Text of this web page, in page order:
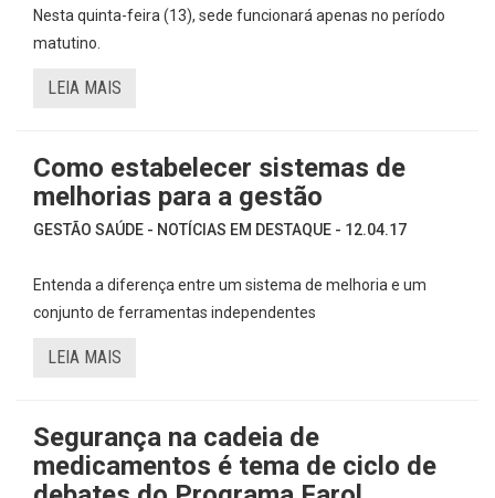
Nesta quinta-feira (13), sede funcionará apenas no período
matutino.
LEIA MAIS
Como estabelecer sistemas de
melhorias para a gestão
GESTÃO SAÚDE - NOTÍCIAS EM DESTAQUE - 12.04.17
Entenda a diferença entre um sistema de melhoria e um
conjunto de ferramentas independentes
LEIA MAIS
Segurança na cadeia de
medicamentos é tema de ciclo de